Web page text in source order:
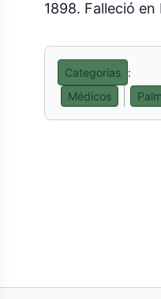
1898. Falleció
Categorías :
Médicos